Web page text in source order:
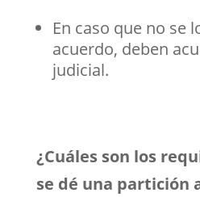
En caso que no se
acuerdo, deben
judicial.
¿Cuáles son los
se dé una partición